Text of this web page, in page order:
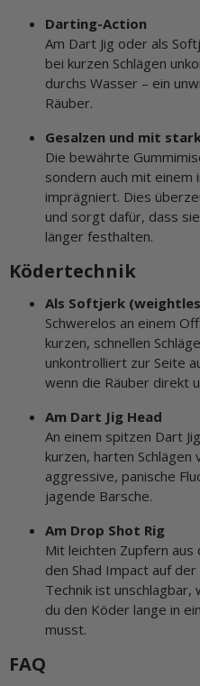
Darting-Action
Am Dart Jig oder als
bei kurzen Schlägen
durchs Wasser – ein
Räuber.
Gesalzen und mit
Die bewährte
sondern auch mit
imprägniert. Dies
und sorgt dafür, dass
länger festhalten.
Ködertechnik
Als Softjerk
Schwerelos an einem
kurzen, schnellen
unkontrolliert zur Seite
wenn die Räuber direkt
Am Dart Jig Head
An einem spitzen Dart
kurzen, harten Schlägen
aggressive, panische
jagende Barsche.
Am Drop Shot Rig
Mit leichten Zupfern
den Shad Impact auf
Technik ist unschlagbar,
du den Köder lange in
musst.
FAQ